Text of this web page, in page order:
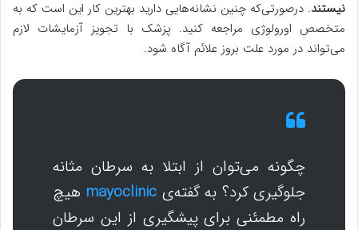
نیستند. درصورتی‌که چنین نشانه‌هایی دارید بهترین کار این است که به
متخصص اورولوژی مراجعه کنید. پزشک با تجویز آزمایشات لازم
می‌تواند در مورد علت بروز علائم آگاه شود.
چگونه می‌توان از ابتلا به سرطان مثانه
جلوگیری کرد؟ به گفته‌ی mayoclinic هیچ
راه مطمئنی برای پیشگیری از این سرطان